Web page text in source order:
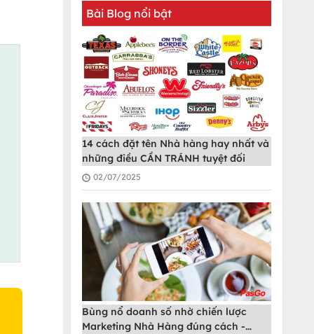
Bài Blog nổi bật
14 cách đặt tên Nhà hàng hay nhất và
những điều CẦN TRÁNH tuyệt đối
02/07/2025
Bùng nổ doanh số nhờ chiến lược
Marketing Nhà Hàng đúng cách -